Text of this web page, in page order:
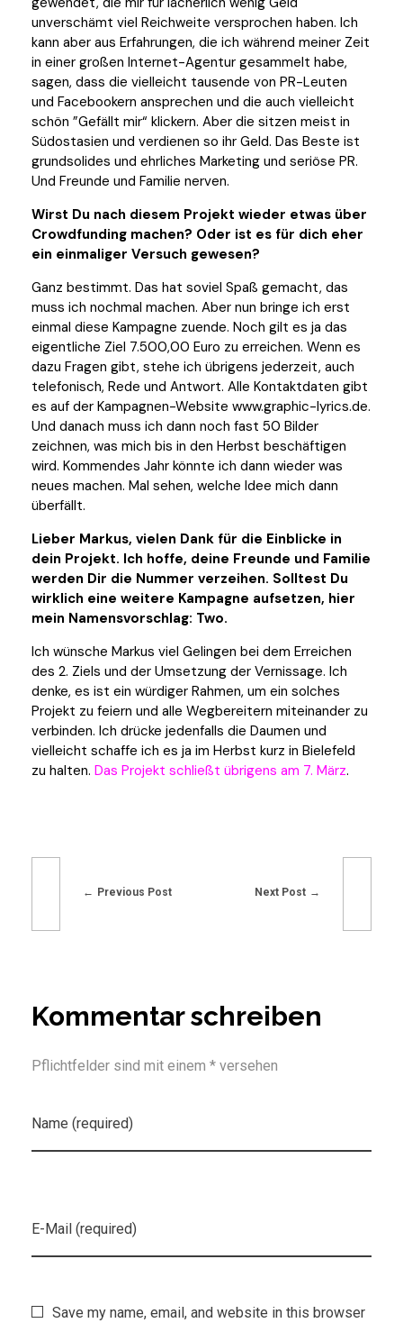
unverschämt viel Reichweite versprochen haben. Ich
kann aber aus Erfahrungen, die ich während meiner Zeit
in einer großen Internet-Agentur gesammelt habe,
sagen, dass die vielleicht tausende von PR-Leuten
und Facebookern ansprechen und die auch vielleicht
schön ”Gefällt mir“ klickern. Aber die sitzen meist in
Südostasien und verdienen so ihr Geld. Das Beste ist
grundsolides und ehrliches Marketing und seriöse PR.
Und Freunde und Familie nerven.
Wirst Du nach diesem Projekt wieder etwas über
Crowdfunding machen? Oder ist es für dich eher
ein einmaliger Versuch gewesen?
Ganz bestimmt. Das hat soviel Spaß gemacht, das
muss ich nochmal machen. Aber nun bringe ich erst
einmal diese Kampagne zuende. Noch gilt es ja das
eigentliche Ziel 7.500,00 Euro zu erreichen. Wenn es
dazu Fragen gibt, stehe ich übrigens jederzeit, auch
telefonisch, Rede und Antwort. Alle Kontaktdaten gibt
es auf der Kampagnen-Website www.graphic-lyrics.de.
Und danach muss ich dann noch fast 50 Bilder
zeichnen, was mich bis in den Herbst beschäftigen
wird. Kommendes Jahr könnte ich dann wieder was
neues machen. Mal sehen, welche Idee mich dann
überfällt.
Lieber Markus, vielen Dank für die Einblicke in
dein Projekt. Ich hoffe, deine Freunde und Familie
werden Dir die Nummer verzeihen. Solltest Du
wirklich eine weitere Kampagne aufsetzen, hier
mein Namensvorschlag: Two.
Ich wünsche Markus viel Gelingen bei dem Erreichen
des 2. Ziels und der Umsetzung der Vernissage. Ich
denke, es ist ein würdiger Rahmen, um ein solches
Projekt zu feiern und alle Wegbereitern miteinander zu
verbinden. Ich drücke jedenfalls die Daumen und
vielleicht schaffe ich es ja im Herbst kurz in Bielefeld
zu halten. Das Projekt schließt übrigens am 7. März.
Previous Post Next Post
Kommentar schreiben
Pflichtfelder sind mit einem * versehen
Name (required)
E-Mail (required)
Save my name, email, and website in this browser